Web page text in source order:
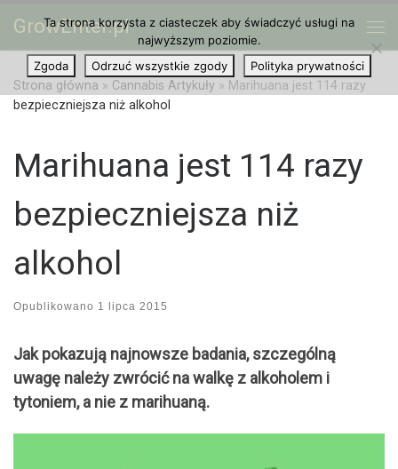
Przejdź do treści
GrowEnter.pl
Strona główna » Cannabis Artykuły » Marihuana jest 114 razy
bezpieczniejsza niż alkohol
Marihuana jest 114 razy
bezpieczniejsza niż
alkohol
Opublikowano 1 lipca 2015
Jak pokazują najnowsze badania, szczególną
uwagę należy zwrócić na walkę z alkoholem i
tytoniem, a nie z marihuaną.
Ta strona korzysta z ciasteczek aby świadczyć usługi na
najwyższym poziomie.
Zgoda
Odrzuć wszystkie zgody Polityka prywatności